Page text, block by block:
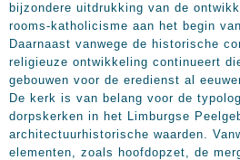
bijzondere uitdrukking van de
rooms-katholicisme aan het begin
Daarnaast vanwege de historische
religieuze ontwikkeling continueert
gebouwen voor de eredienst al
De kerk is van belang voor de
dorpskerken in het Limburgse
architectuurhistorische waarden.
elementen, zoals hoofdopzet, de